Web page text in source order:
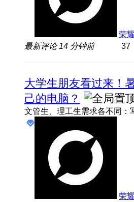
荣
最新评论 14 分钟前 37
大学生朋友看过来！
己的电脑？
荣